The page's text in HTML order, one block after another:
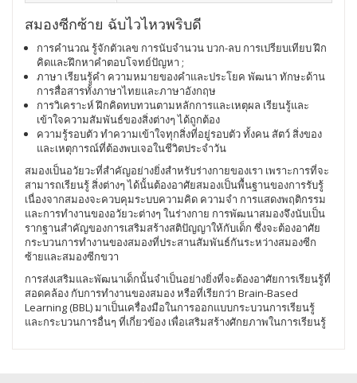
สมองซีกซ้าย ฉับไวไหวพริบดี
การคำนวณ รู้จักตัวเลข การนับจำนวน บวก-ลบ การเปรียบเทียบ ฝึก
คิดและฝึกหาคำตอบโจทย์ปัญหา ;
ภาษา เรียนรู้คำ ความหมายของคำและประโยค พัฒนา ทักษะด้าน
การสื่อสารทั้งภาษาไทยและภาษาอังกฤษ
การวิเคราะห์ ฝึกคิดทบทวนตามหลักการและเหตุผล เรียนรู้และ
เข้าใจความสัมพันธ์ของสิ่งต่างๆ ได้ถูกต้อง
ความรู้รอบตัว ทำความเข้าใจทุกสิ่งที่อยู่รอบตัว ทั้งคน สัตว์ สิ่งของ
และเหตุการณ์ที่ต้องพบเจอในชีวิตประจำวัน
สมองเป็นอวัยวะที่สำคัญอย่างยิ่งสำหรับร่างกายของเรา เพราะการที่จะ
สามารถเรียนรู้ สิ่งต่างๆ ได้นั้นต้องอาศัยสมองเป็นพื้นฐานของการรับรู้
เนื่องจากสมองจะควบคุมระบบความคิด ความจำ การแสดงพฤติกรรม
และการทำงานของอวัยวะต่างๆ ในร่างกาย การพัฒนาสมองจึงนับเป็น
รากฐานสำคัญของการเสริมสร้างสติปัญญาให้กับเด็ก ซึ่งจะต้องอาศัย
กระบวนการทำงานของสมองที่ประสานสัมพันธ์กันระหว่างสมองซีก
ซ้ายและสมองซีกขวา
การส่งเสริมและพัฒนาเด็กนั้นจำเป็นอย่างยิ่งที่จะต้องอาศัยการเรียนรู้ที่
สอดคล้อง กับการทำงานของสมอง หรือที่เรียกว่า Brain-Based
Learning (BBL) มาเป็นเครื่องมือในการออกแบบกระบวนการเรียนรู้
และกระบวนการอื่นๆ ที่เกี่ยวข้อง เพื่อเสริมสร้างศักยภาพในการเรียนรู้